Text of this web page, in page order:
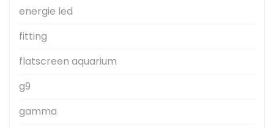
energie led
fitting
flatscreen aquarium
g9
gamma